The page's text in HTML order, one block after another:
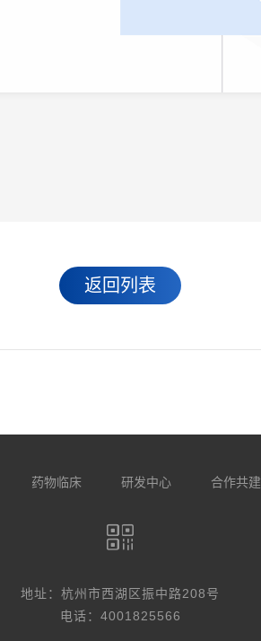
返回列表
药物临床 研发中心 合作共建
地址：杭州市西湖区振中路208号
电话：4001825566